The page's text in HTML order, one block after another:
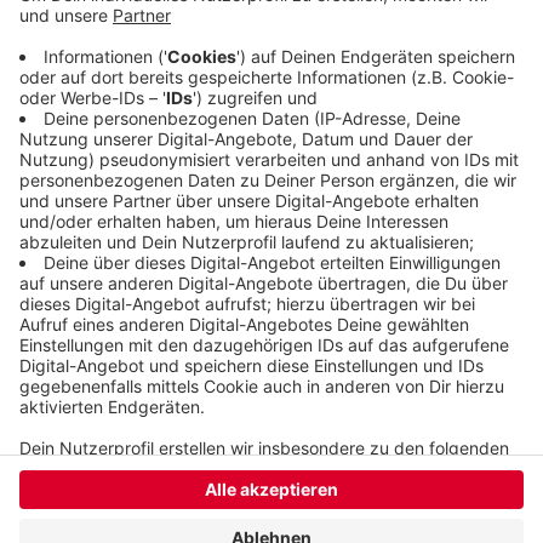
Mitte kommenden Jahres, dann bauen die WSW die
Schwebebahnstation um und brauchen den Platz.
2027 will die Stadt den Platz dann dauerhaft
umgestalten.
Veröffentlicht:Freitag, 27.09.2024 06:11
Anzeige
Anzeige